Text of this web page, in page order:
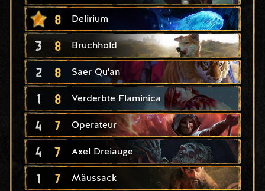
8 Delirium
3 8 Bruchhold
2 8 Saer Qu'an
1 8 Verderbte Flaminica
4 7 Operateur
4 7 Axel Dreiauge
1 7 Mäussack